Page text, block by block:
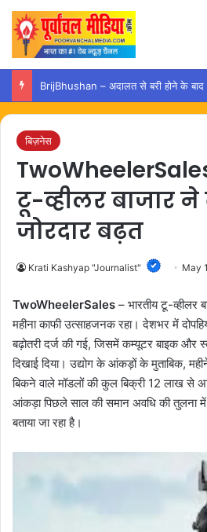
बिज़नेस
टू-व्हीलर बाजार ने
जोरदार बढ़त
Krati Kashyap "Journalist" May
TwoWheelerSales – भारतीय टू-
महीना काफी उत्साहजनक रहा। देशभर में
बढ़ोतरी दर्ज की गई, जिसमें कम्यूटर बाइक और
दिखाई दिया। उद्योग के आंकड़ों के मुताबिक,
बिकने वाले मॉडलों की कुल बिक्री 12 लाख से
आंकड़ा पिछले साल की समान अवधि की तुलना
बताया जा रहा है।